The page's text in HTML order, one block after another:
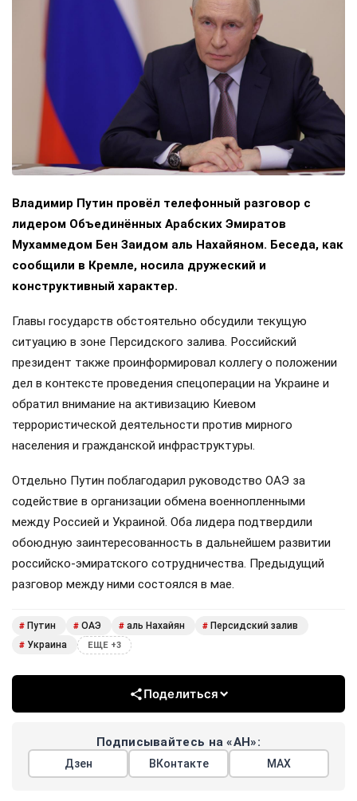
Владимир Путин провёл телефонный разговор с
лидером Объединённых Арабских Эмиратов
Мухаммедом Бен Заидом аль Нахайяном. Беседа, как
сообщили в Кремле, носила дружеский и
конструктивный характер.
Главы государств обстоятельно обсудили текущую
ситуацию в зоне Персидского залива. Российский
президент также проинформировал коллегу о положении
дел в контексте проведения спецоперации на Украине и
обратил внимание на активизацию Киевом
террористической деятельности против мирного
населения и гражданской инфраструктуры.
Отдельно Путин поблагодарил руководство ОАЭ за
содействие в организации обмена военнопленными
между Россией и Украиной. Оба лидера подтвердили
обоюдную заинтересованность в дальнейшем развитии
российско-эмиратского сотрудничества. Предыдущий
разговор между ними состоялся в мае.
# Путин # ОАЭ # аль Нахайян # Персидский залив
# Украина ЕЩЕ +3
Поделиться
Подписывайтесь на «АН»:
Дзен ВКонтакте МАХ